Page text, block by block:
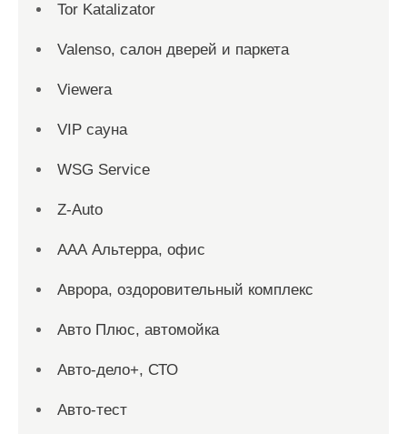
Tor Katalizator
Valenso, салон дверей и паркета
Viewera
VIP сауна
WSG Service
Z-Auto
ААА Альтерра, офис
Аврора, оздоровительный комплекс
Авто Плюс, автомойка
Авто-дело+, СТО
Авто-тест